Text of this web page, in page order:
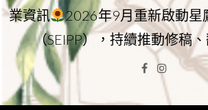
業資訊
2026年9月重新啟動星
（SEIPP），持續推動修稿
Facebook